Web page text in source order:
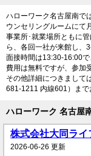
ハローワーク名古屋南で
ウンセリングルームにて
事業所･就業場所ともに
ら、各回一社が来館し、
面接時間は13:30-16:00
費用は無料ですが、参加
その他詳細につきまして
681-1211 内線601）まで
ハローワーク 名古屋
株式会社大同ライ
2026-06-26 更新